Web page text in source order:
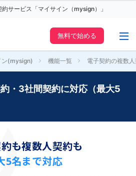
サービス「マイサイン（mysign）」
無料で始める
ン(mysign) 機能一覧 電子契約の複数
・3社間契約に対応（最大5
も複数人契約も
5名まで対応